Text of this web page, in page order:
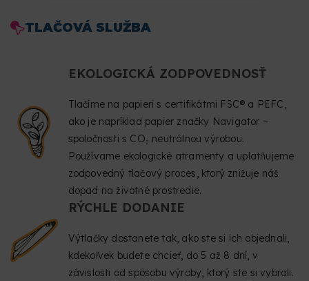
TLAČOVÁ SLUŽBA
EKOLOGICKÁ ZODPOVEDNOSŤ
Tlačíme na papieri s certifikátmi FSC® a PEFC,
ako je napríklad papier značky Navigator –
spoločnosti s CO₂ neutrálnou výrobou.
Používame ekologické atramenty a uplatňujeme
zodpovedný tlačový proces, ktorý znižuje náš
dopad na životné prostredie.
RÝCHLE DODANIE
Výtlačky dostanete tak, ako ste si ich objednali,
kdekoľvek budete chcieť, do 5 až 8 dní, v
závislosti od spôsobu výroby, ktorý ste si vybrali.